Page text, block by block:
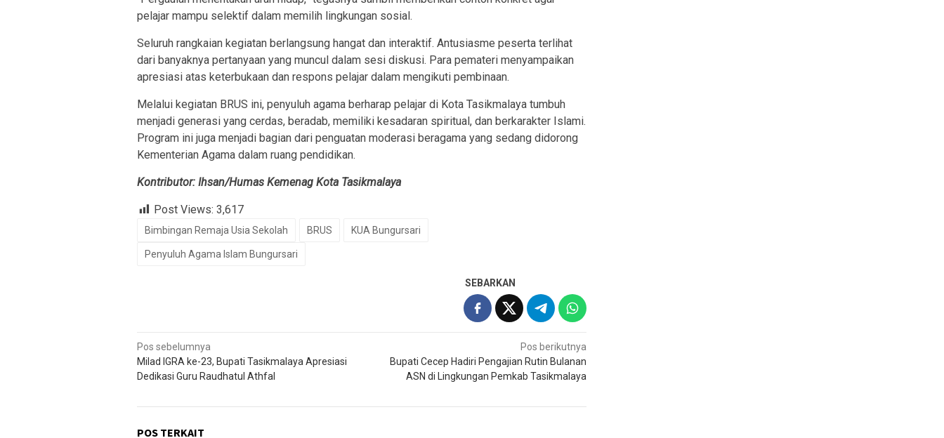
pelajar mampu selektif dalam memilih lingkungan sosial.
Seluruh rangkaian kegiatan berlangsung hangat dan interaktif. Antusiasme peserta terlihat
dari banyaknya pertanyaan yang muncul dalam sesi diskusi. Para pemateri menyampaikan
apresiasi atas keterbukaan dan respons pelajar dalam mengikuti pembinaan.
Melalui kegiatan BRUS ini, penyuluh agama berharap pelajar di Kota Tasikmalaya tumbuh
menjadi generasi yang cerdas, beradab, memiliki kesadaran spiritual, dan berkarakter Islami.
Program ini juga menjadi bagian dari penguatan moderasi beragama yang sedang didorong
Kementerian Agama dalam ruang pendidikan.
Kontributor: Ihsan/Humas Kemenag Kota Tasikmalaya
Post Views: 3,617
Bimbingan Remaja Usia Sekolah BRUS KUA Bungursari
Penyuluh Agama Islam Bungursari
SEBARKAN
Navigasi
pos
Pos sebelumnya
Milad IGRA ke-23, Bupati Tasikmalaya Apresiasi
Dedikasi Guru Raudhatul Athfal
Pos berikutnya
Bupati Cecep Hadiri Pengajian Rutin Bulanan
ASN di Lingkungan Pemkab Tasikmalaya
POS TERKAIT